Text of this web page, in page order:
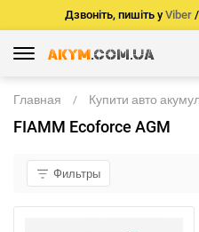
Дзвоніть, пишіть у Viber /
Главная Купити авто
FIAMM Ecoforce AGM
Фильтры